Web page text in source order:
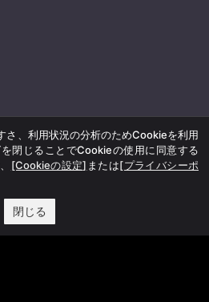
さ、利用状況の分析のためCookieを利用
閉じることでCookieの使用に同意する
[Cookieの設定] または[プライバシーポ
閉じる